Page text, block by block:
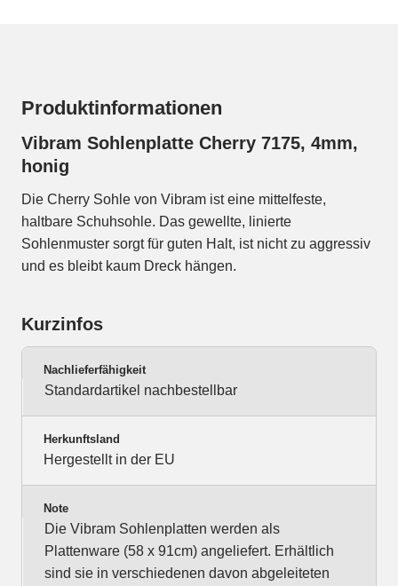
Produktinformationen
Vibram Sohlenplatte Cherry 7175, 4mm,
honig
Die Cherry Sohle von Vibram ist eine mittelfeste,
haltbare Schuhsohle. Das gewellte, linierte
Sohlenmuster sorgt für guten Halt, ist nicht zu aggressiv
und es bleibt kaum Dreck hängen.
Kurzinfos
Nachlieferfähigkeit
Standardartikel nachbestellbar
Herkunftsland
Hergestellt in der EU
Note
Die Vibram Sohlenplatten werden als
Plattenware (58 x 91cm) angeliefert. Erhältlich
sind sie in verschiedenen davon abgeleiteten